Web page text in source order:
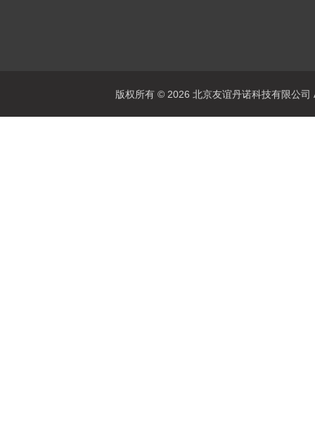
版权所有 © 2026 北京友谊丹诺科技有限